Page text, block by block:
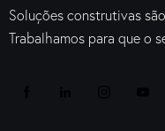
Soluções construtivas
Trabalhamos para que o